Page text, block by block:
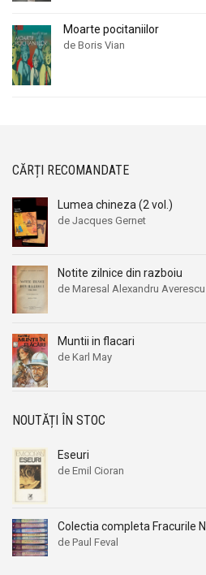
Moarte pocitaniilor
de Boris Vian
CĂRȚI RECOMANDATE
Lumea chineza (2 vol.)
de Jacques Gernet
Notite zilnice din razboiu
de Maresal Alexandru Averescu
Muntii in flacari
de Karl May
NOUTĂȚI ÎN STOC
Eseuri
de Emil Cioran
Colectia completa Fracurile
de Paul Feval